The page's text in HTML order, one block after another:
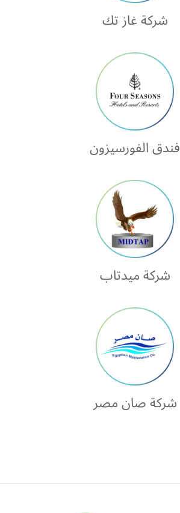
شركة غاز تك
فندق الفورسيزون
شركة ميدتاب
شركة صان مصر